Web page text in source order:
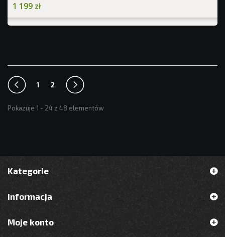
1 199 zł
1 2
Pokazuje 1 - 24 z 48 elementów
Kategorie
Informacja
Moje konto